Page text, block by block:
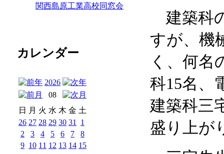
関西島原工業高校同窓会
カレンダー
2026
08
日
月 火 水 木 金 土
26 27 28 29 30 31
1
2
3 4 5 6 7
8
9 10 11 12 13 14 15
建築科
すが、機
く、何名
科15名、
建築科三
盛り上が